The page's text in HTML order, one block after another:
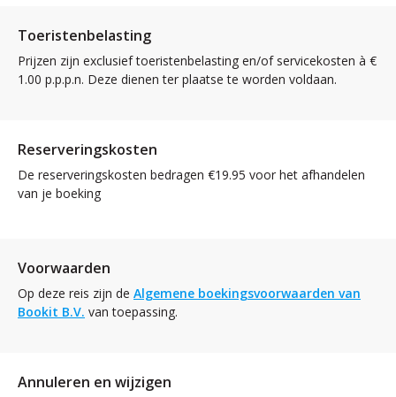
Toeristenbelasting
Prijzen zijn exclusief toeristenbelasting en/of servicekosten à €
1.00 p.p.p.n. Deze dienen ter plaatse te worden voldaan.
Reserveringskosten
De reserveringskosten bedragen €19.95 voor het afhandelen
van je boeking
Voorwaarden
Op deze reis zijn de Algemene boekingsvoorwaarden van
Bookit B.V. van toepassing.
Annuleren en wijzigen